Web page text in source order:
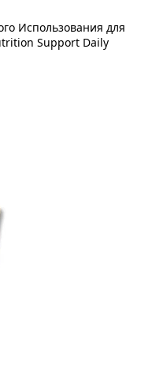
Использования для
Support Daily